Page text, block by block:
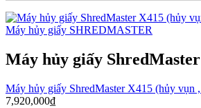
Máy hủy giấy SHREDMASTER
Máy hủy giấy
Máy hủy giấy ShredMaster X415 (hủy vụn
7,920,000₫